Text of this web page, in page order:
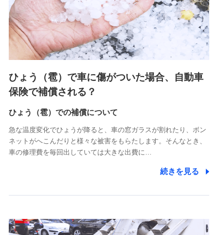
上記に係る連絡・手続き・管理等付帯業務を行うため
3.セミナー募集サイトから取得した個人情報
各種セミナーの案内、開催のため
上記に係る連絡・手続き・管理等付帯業務を行うため
4.家族・友達紹介にて取得した個人情報
被紹介者への連絡、及び当社と取引のあるもしくは委託を受
けている保険会社・提携会社の保険その他に関する情報を提
供し、金融商品等の契約を勧奨するため
アンケートやキャンペーン等の実施のため
上記に係る連絡・手続き・管理等付帯業務を行うため
5.通話録音にて取得する情報
7.社員（従業者）の個人情報
ひょう（雹）で車に傷がついた場合、自動車
保険で補償される？
ひょう（雹）での補償について
急な温度変化でひょうが降ると、車の窓ガラスが割れたり、ボン
ネットがへこんだりと様々な被害をもらたします。そんなとき、
車の修理費を毎回出していては大きな出費に…
続きを見る